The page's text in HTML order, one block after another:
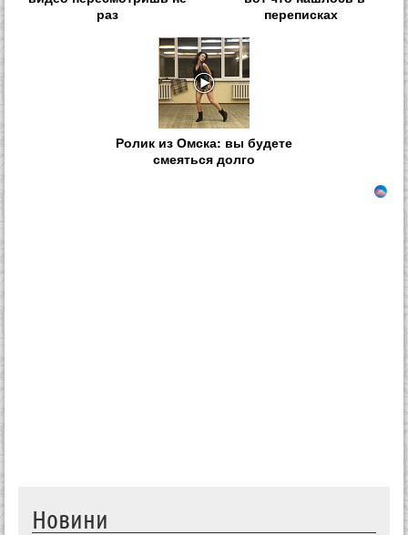
раз
переписках
Ролик из Омска: вы будете
смеяться долго
Новини